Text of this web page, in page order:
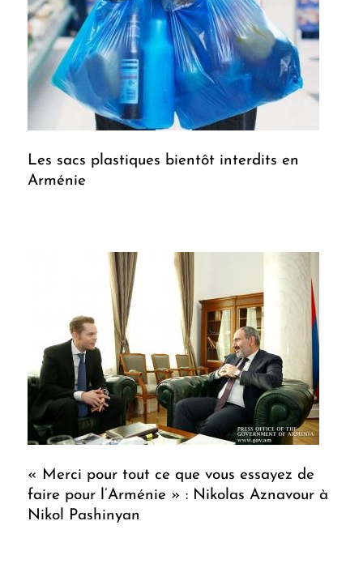
Les sacs plastiques bientôt interdits en
Arménie
« Merci pour tout ce que vous essayez de
faire pour l’Arménie » : Nikolas Aznavour à
Nikol Pashinyan